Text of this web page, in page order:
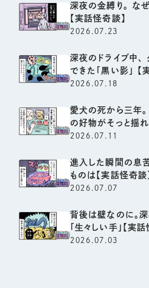
深夜の金縛り。 な
【実話怪奇談】
2026.07.23
深夜のドライブ中
できた「黒い影」 【
2026.07.18
愛犬の死から三年
の好物がそっと揺れ
2026.07.11
進入した瞬間の息苦
ものは【実話怪奇談】
2026.07.07
背後は壁なのに。
「生々しい手」【実話
2026.07.03